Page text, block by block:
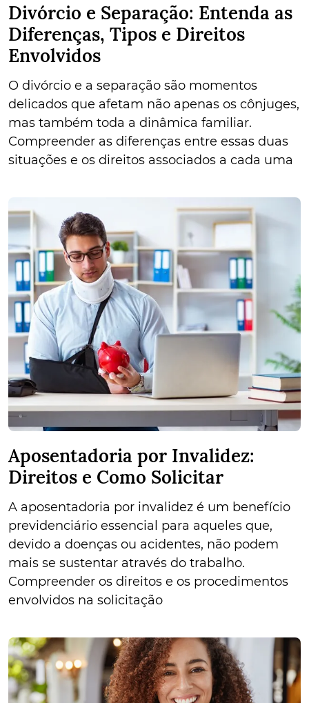
Divórcio e Separação: Entenda as
Diferenças, Tipos e Direitos
Envolvidos
O divórcio e a separação são momentos
delicados que afetam não apenas os cônjuges,
mas também toda a dinâmica familiar.
Compreender as diferenças entre essas duas
situações e os direitos associados a cada uma
Aposentadoria por Invalidez:
Direitos e Como Solicitar
A aposentadoria por invalidez é um benefício
previdenciário essencial para aqueles que,
devido a doenças ou acidentes, não podem
mais se sustentar através do trabalho.
Compreender os direitos e os procedimentos
envolvidos na solicitação